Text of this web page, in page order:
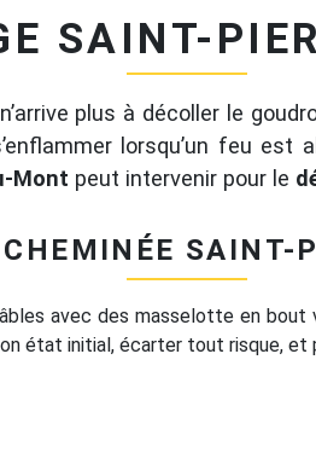
SAINT-
plus à décoller le
lorsqu’un feu est
Mont peut intervenir pour le
SAINT-
avec des masselotte en bout
état initial, écarter tout risque,